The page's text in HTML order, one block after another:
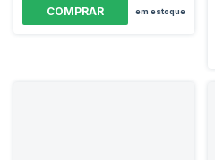
em estoque